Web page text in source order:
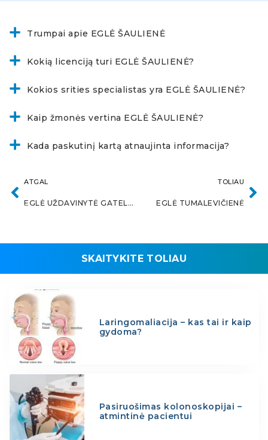
Trumpai apie EGLĖ ŠAULIENĖ
Kokią licenciją turi EGLĖ ŠAULIENĖ?
Kokios srities specialistas yra EGLĖ ŠAULIENĖ?
Kaip žmonės vertina EGLĖ ŠAULIENĖ?
Kada paskutinį kartą atnaujinta informacija?
ATGAL
EGLĖ UŽDAVINYTĖ GATELIENĖ
TOLIAU
EGLĖ TUMALEVIČIENĖ
SKAITYKITE TOLIAU
Laringomaliacija – kas tai ir kaip
gydoma?
Pasiruošimas kolonoskopijai –
atmintinė pacientui